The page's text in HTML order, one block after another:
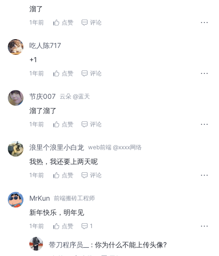
溜了
1年前 点赞 评论
吃人陈717
+1
1年前 点赞 评论
节庆007 云朵 @蓝天
溜了溜了
1年前 点赞 评论
浪里个浪里小白龙 web前端 @xxxx网络
我热，我还要上两天呢
1年前 点赞 评论
MrKun 前端搬砖工程师
新年快乐，明年见
1年前 点赞 1
带刀程序员__ : 你为什么不能上传头像?